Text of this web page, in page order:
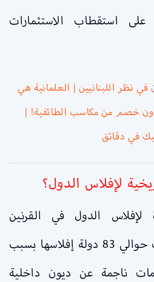
استقطاب الاستثمارات
في نظر اللبنانيين | العلمانية هي
خصم من مكاسب الطائفية! |
في دقائق
لإفلاس الدول؟
الدول في القرنين
الماضيين، حيث أشهرت حوالي 83 دولة إفلاسها بسبب
ناجمة عن ديون داخلية